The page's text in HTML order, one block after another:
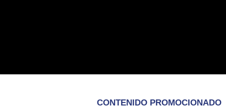
CONTENIDO PROMOCIONADO